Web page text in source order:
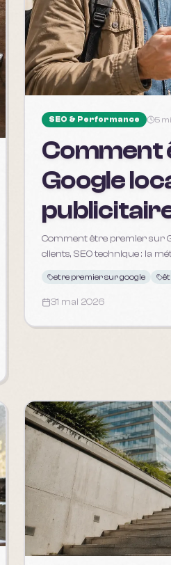
SEO & Performance 5
Google
Comment être premier sur
clients, SEO technique : la
etre premier sur google
31 mai 2026